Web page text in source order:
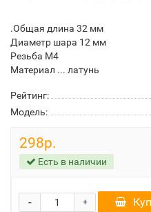
.Общая длина 32 мм
Диаметр шара 12 мм
Резьба М4
Материал ... латунь
Рейтинг:
Модель:
298р.
Есть в наличии
+
-